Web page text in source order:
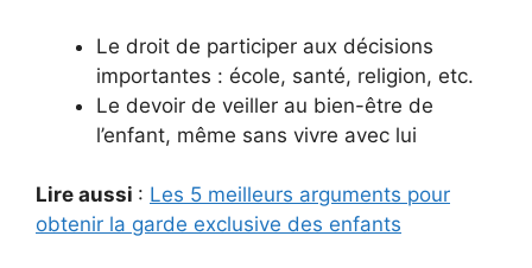
Le droit de participer aux décisions
importantes : école, santé, religion, etc.
Le devoir de veiller au bien-être de
l’enfant, même sans vivre avec lui
Lire aussi : Les 5 meilleurs arguments pour
obtenir la garde exclusive des enfants